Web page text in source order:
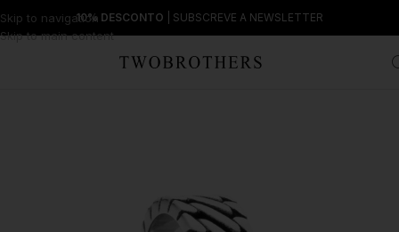
Skip to navigation
Skip to main content
10% DESCONTO | SUBSCREVE A NEWSLETTER
Anéis Homem